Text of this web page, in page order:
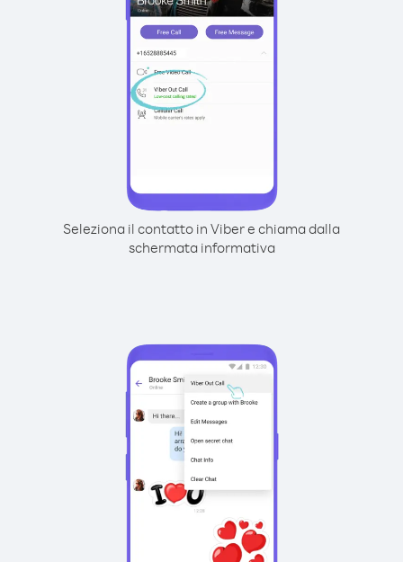
Seleziona il contatto in Viber e chiama dalla
schermata informativa